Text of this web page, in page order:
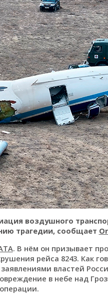
воздушного
трагедии, сообщает
. В нём он призывает
рейса 8243. Как
властей
в небе над